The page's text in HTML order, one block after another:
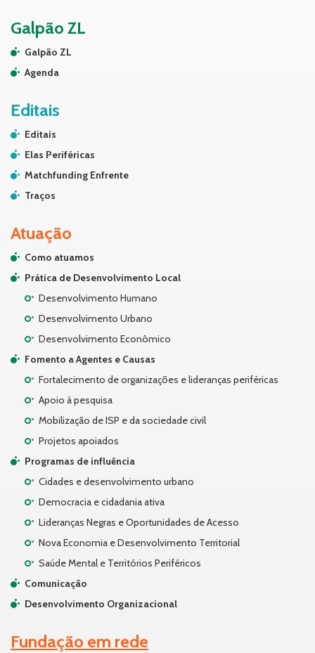
Galpão ZL
Galpão ZL
Agenda
Editais
Editais
Elas Periféricas
Matchfunding Enfrente
Traços
Atuação
Como atuamos
Prática de Desenvolvimento Local
Desenvolvimento Humano
Desenvolvimento Urbano
Desenvolvimento Econômico
Fomento a Agentes e Causas
Fortalecimento de organizações e lideranças periféricas
Apoio à pesquisa
Mobilização de ISP e da sociedade civil
Projetos apoiados
Programas de influência
Cidades e desenvolvimento urbano
Democracia e cidadania ativa
Lideranças Negras e Oportunidades de Acesso
Nova Economia e Desenvolvimento Territorial
Saúde Mental e Territórios Periféricos
Comunicação
Desenvolvimento Organizacional
Fundação em rede